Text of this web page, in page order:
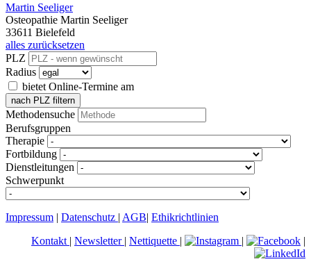
Martin Seeliger
Osteopathie Martin Seeliger
33611 Bielefeld
alles zurücksetzen
PLZ
Radius
bietet Online-Termine am
nach PLZ filtern
Methodensuche
Berufsgruppen
Therapie
Fortbildung
Dienstleitungen
Schwerpunkt
Impressum | Datenschutz | AGB| Ethikrichtlinien
Kontakt | Newsletter | Nettiquette | | |